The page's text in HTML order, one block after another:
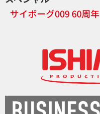
サイボーグ009 60周年